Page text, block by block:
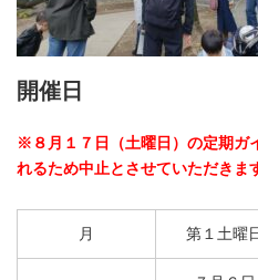
開催日
※８月１７日（土曜日）の定期ガ
れるため中止とさせていただきま
月 第１土曜